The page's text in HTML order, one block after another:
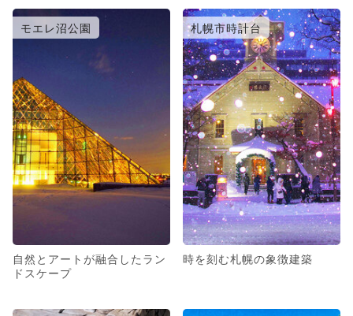
モエレ沼公園
自然とアートが融合したラン
ドスケープ
札幌市時計台
時を刻む札幌の象徴建築